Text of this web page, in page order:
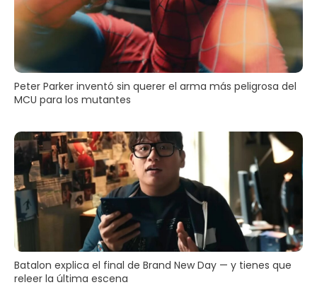
Peter Parker inventó sin querer el arma más peligrosa del
MCU para los mutantes
Batalon explica el final de Brand New Day — y tienes que
releer la última escena